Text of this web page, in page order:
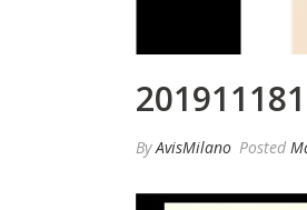
ByAvisMilano Posted